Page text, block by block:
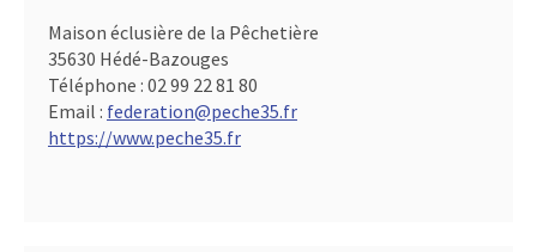
Maison éclusière de la Pêchetière
35630 Hédé-Bazouges
Téléphone : 02 99 22 81 80
Email : federation@peche35.fr
https://www.peche35.fr